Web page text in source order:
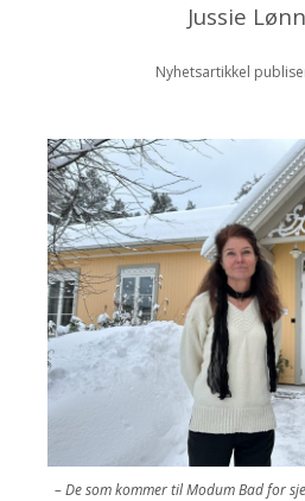
Jussie
Nyhetsartikkel
– De som kommer til Modum Bad for